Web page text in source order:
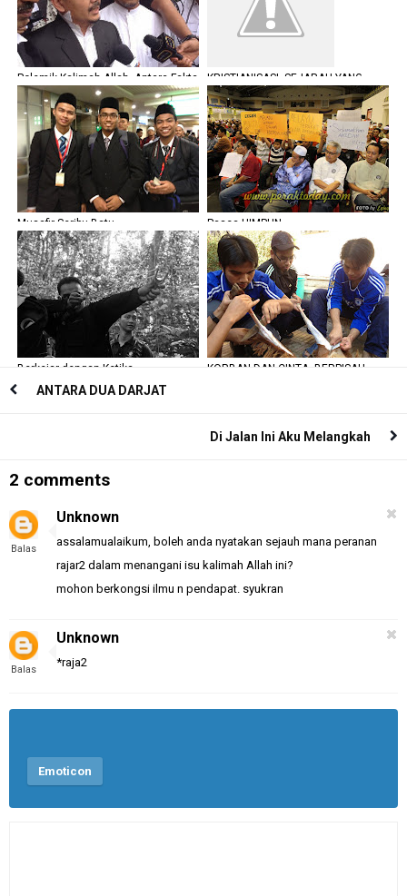
Polemik Kalimah Allah, Antara Fakta
dan Toleransi
KRISTIANISASI, SEJARAH YANG
SENGAJA DILUPAKAN?
Musafir Seribu Batu Pasca HIMPUN
Berkejar dengan Ketika
KORBAN DAN CINTA, BERPISAH
ANTARA DUA DARJAT
Di Jalan Ini Aku Melangkah
2 comments
Balas
Unknown
assalamualaikum, boleh anda nyatakan sejauh mana peranan
rajar2 dalam menangani isu kalimah Allah ini?
mohon berkongsi ilmu n pendapat. syukran
Balas
Unknown
*raja2
Emoticon